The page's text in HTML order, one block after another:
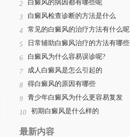
2 白癜风的病因都有哪些呢
3 白癜风检查诊断的方法是什么
4 常见的白癜风的治疗方法有什么呢
5 日常辅助白癜风治疗的方法有哪些
6 白癜风为什么容易误诊呢?
7 成人白癜风是怎么引起的
8 得白癜风的原因有哪些
9 青少年白癜风为什么更容易复发
10 初期白癜风是什么样的
最新内容